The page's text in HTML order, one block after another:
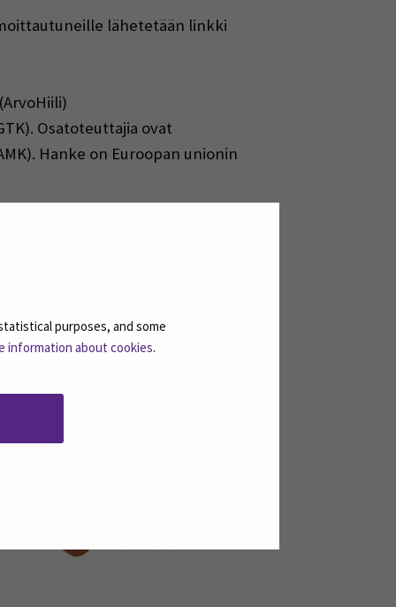
purposes, and some
information about cookies.
lähetetään linkki
Osatoteuttajia ovat
Hanke on Euroopan unionin